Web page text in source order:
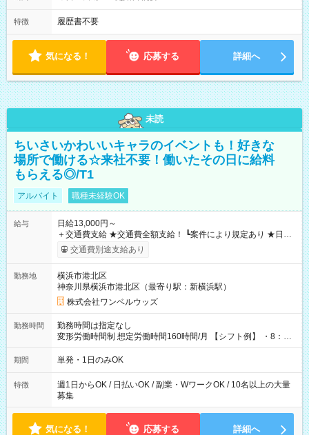
特徴 履歴書不要
気になる！ 応募する 詳細へ
未読
ちいさいかわいいキャラのイベントも！好きな
場所で働ける☆来社不要！働いたその日に給料
もらえる◎/T1
アルバイト 職種未経験OK
給与
日給13,000円～
＋交通費支給 ★交通費全額支給！ ┗案件により規定あり ★日払
いOK！（規定あり） ┗働いたその日に現金GET♪ お仕事後はコ
ンビニATMから 日払い分を引き落とせます！ 【試用期間】試
交通費別途支給あり
勤務地
横浜市港北区
神奈川県横浜市港北区（最寄り駅：新横浜駅）
株式会社ワンベルウッズ
勤務時間
勤務時間は指定なし
変形労働時間制 想定労働時間160時間/月 【シフト例】 ・8：00
～21：00
期間 単発・1日のみOK
特徴
週1日からOK / 日払いOK / 副業・WワークOK / 10名以上の大量
募集
気になる！ 応募する 詳細へ